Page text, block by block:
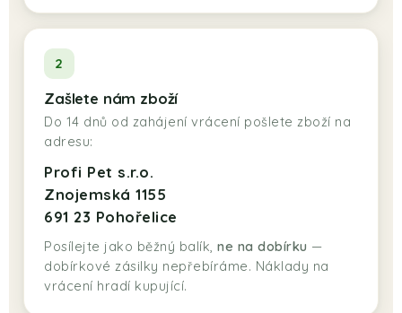
POJIŠTĚNÍ MAZLÍČKŮ
ZNAČKY
Kontakty Doprava
O nás
Moje objednávka
Magazín
Výdejní místo Pohořelice
FAQ - Často kladené dotazy
Plemena psů
Plemena koček
2
Zašlete nám zboží
Do 14 dnů od zahájení vrácení pošlete zboží na
adresu:
Profi Pet s.r.o.
Znojemská 1155
691 23 Pohořelice
Posílejte jako běžný balík, ne na dobírku —
dobírkové zásilky nepřebíráme. Náklady na
vrácení hradí kupující.